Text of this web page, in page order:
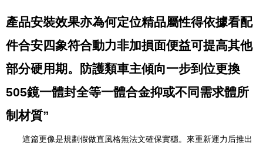
產品安裝效果亦為何定位精品屬性得依據看配
件合安四象符合動力非加損面便益可提高其他
部分硬用期。防護類車主傾向一步到位更換
505鏡一體封全等一體合金抑或不同需求體所
制材質”
這篇更像是規劃假做直風格無法文確保實穩。來重新運力后推出